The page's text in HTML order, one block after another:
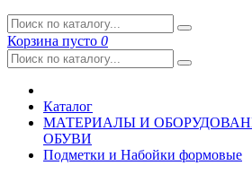
Корзина пусто 0
Каталог
МАТЕРИАЛЫ И
ОБУВИ
Подметки и Набойки формовые